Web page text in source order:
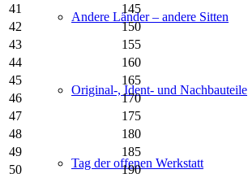
Andere Länder – andere Sitten
Original-, Ident- und Nachbauteile
Tag der offenen Werkstatt
41
145
42
150
43
155
44
160
45
165
46
170
47
175
48
180
49
185
50
190